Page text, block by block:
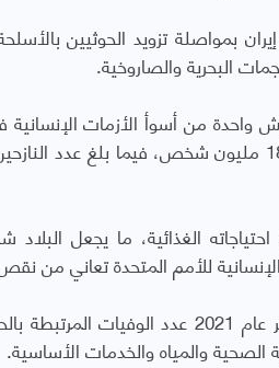
بمواصلة تزويد الحوثيين
البحرية والصاروخية.
واحدة من أسوأ الأزمات
يعتمد على استيراد أكثر من 90% من احتياجاته الغذائية،
للأمم المتحدة تعاني من
والمياه والخدمات الأساسية.